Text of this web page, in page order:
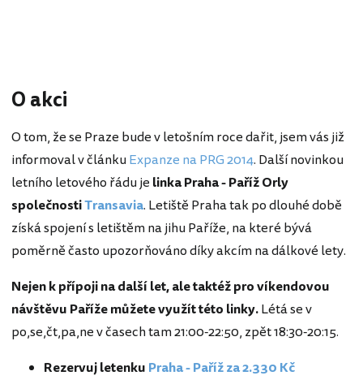
O akci
O tom, že se Praze bude v letošním roce dařit, jsem vás již
informoval v článkuExpanze na PRG 2014. Další novinkou
letního letového řádu je linka Praha - Paříž Orly
společnostiTransavia. Letiště Praha tak po dlouhé době
získá spojení s letištěm na jihu Paříže, na které bývá
poměrně často upozorňováno díky akcím na dálkové lety.
Nejen k přípoji na další let, ale taktéž pro víkendovou
návštěvu Paříže můžete využít této linky.Létá se v
po,se,čt,pa,ne v časech tam 21:00-22:50, zpět 18:30-20:15.
Rezervuj letenku Praha - Paříž za 2.330 Kč